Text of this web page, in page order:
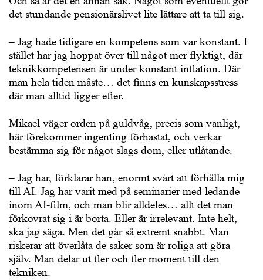
det stundande pensionärslivet lite lättare att ta till sig.
– Jag hade tidigare en kompetens som var konstant. I
stället har jag hoppat över till något mer flyktigt, där
teknikkompetensen är under konstant inflation. Där
man hela tiden måste… det finns en kunskapsstress
där man alltid ligger efter.
Mikael väger orden på guldvåg, precis som vanligt,
här förekommer ingenting förhastat, och verkar
bestämma sig för något slags dom, eller utlåtande.
– Jag har, förklarar han, enormt svårt att förhålla mig
till AI. Jag har varit med på seminarier med ledande
inom AI-film, och man blir alldeles… allt det man
förkovrat sig i är borta. Eller är irrelevant. Inte helt,
ska jag säga. Men det går så extremt snabbt. Man
riskerar att överlåta de saker som är roliga att göra
själv. Man delar ut fler och fler moment till den
tekniken.